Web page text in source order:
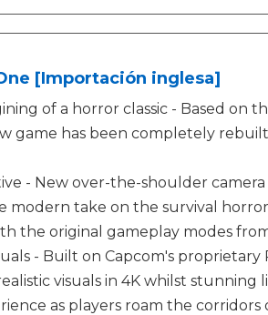
[Importación inglesa]
of a horror classic - Based on
game has been completely
- New over-the-shoulder
modern take on the survival
the original gameplay modes
- Built on Capcom's proprietary
visuals in 4K whilst stunning
as players roam the corridors